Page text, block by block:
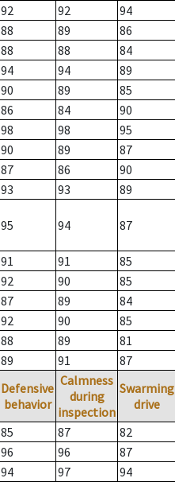
92 92 94
88 89 86
88 88 84
94 94 89
90 89 85
86 84 90
98 98 95
90 89 87
87 86 90
93 93 89
95 94 87
91 91 85
92 90 85
87 89 84
92 90 85
88 89 81
89 91 87
Defensive
behavior
Calmness
during
inspection
Swarming
drive
85 87 82
96 96 87
94 97 94